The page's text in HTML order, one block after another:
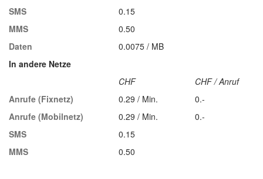
SMS
0.15
MMS
0.50
Daten
0.0075 / MB
In andere Netze
CHF
CHF / Anruf
Anrufe (Fixnetz)
0.29 / Min.
0.-
Anrufe (Mobilnetz)
0.29 / Min.
0.-
SMS
0.15
MMS
0.50